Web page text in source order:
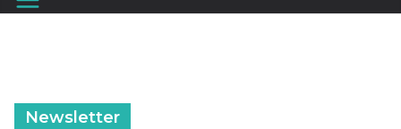
Newsletter